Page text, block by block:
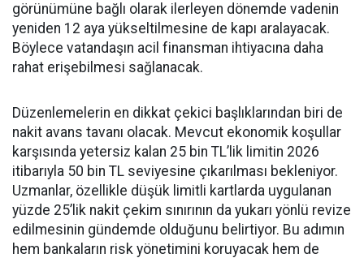
görünümüne bağlı olarak ilerleyen dönemde vadenin
yeniden 12 aya yükseltilmesine de kapı aralayacak.
Böylece vatandaşın acil finansman ihtiyacına daha
rahat erişebilmesi sağlanacak.
Düzenlemelerin en dikkat çekici başlıklarından biri de
nakit avans tavanı olacak. Mevcut ekonomik koşullar
karşısında yetersiz kalan 25 bin TL’lik limitin 2026
itibarıyla 50 bin TL seviyesine çıkarılması bekleniyor.
Uzmanlar, özellikle düşük limitli kartlarda uygulanan
yüzde 25’lik nakit çekim sınırının da yukarı yönlü revize
edilmesinin gündemde olduğunu belirtiyor. Bu adımın
hem bankaların risk yönetimini koruyacak hem de